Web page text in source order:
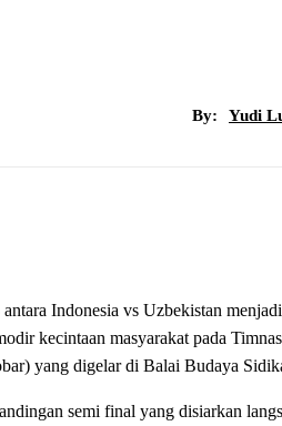
By: Yudi
Indonesia vs Uzbekistan
kecintaan masyarakat pada
yang digelar di Balai Budaya
semi final yang disiarkan